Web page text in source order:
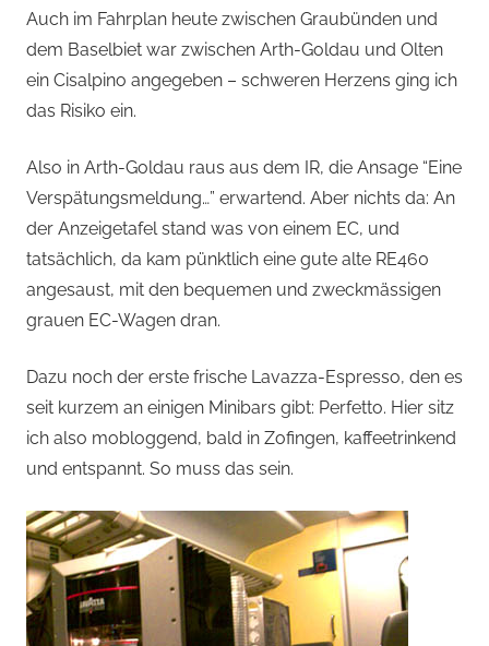
Auch im Fahrplan heute zwischen Graubünden und
dem Baselbiet war zwischen Arth-Goldau und Olten
ein Cisalpino angegeben – schweren Herzens ging ich
das Risiko ein.
Also in Arth-Goldau raus aus dem IR, die Ansage “Eine
Verspätungsmeldung…” erwartend. Aber nichts da: An
der Anzeigetafel stand was von einem EC, und
tatsächlich, da kam pünktlich eine gute alte RE460
angesaust, mit den bequemen und zweckmässigen
grauen EC-Wagen dran.
Dazu noch der erste frische Lavazza-Espresso, den es
seit kurzem an einigen Minibars gibt: Perfetto. Hier sitz
ich also mobloggend, bald in Zofingen, kaffeetrinkend
und entspannt. So muss das sein.